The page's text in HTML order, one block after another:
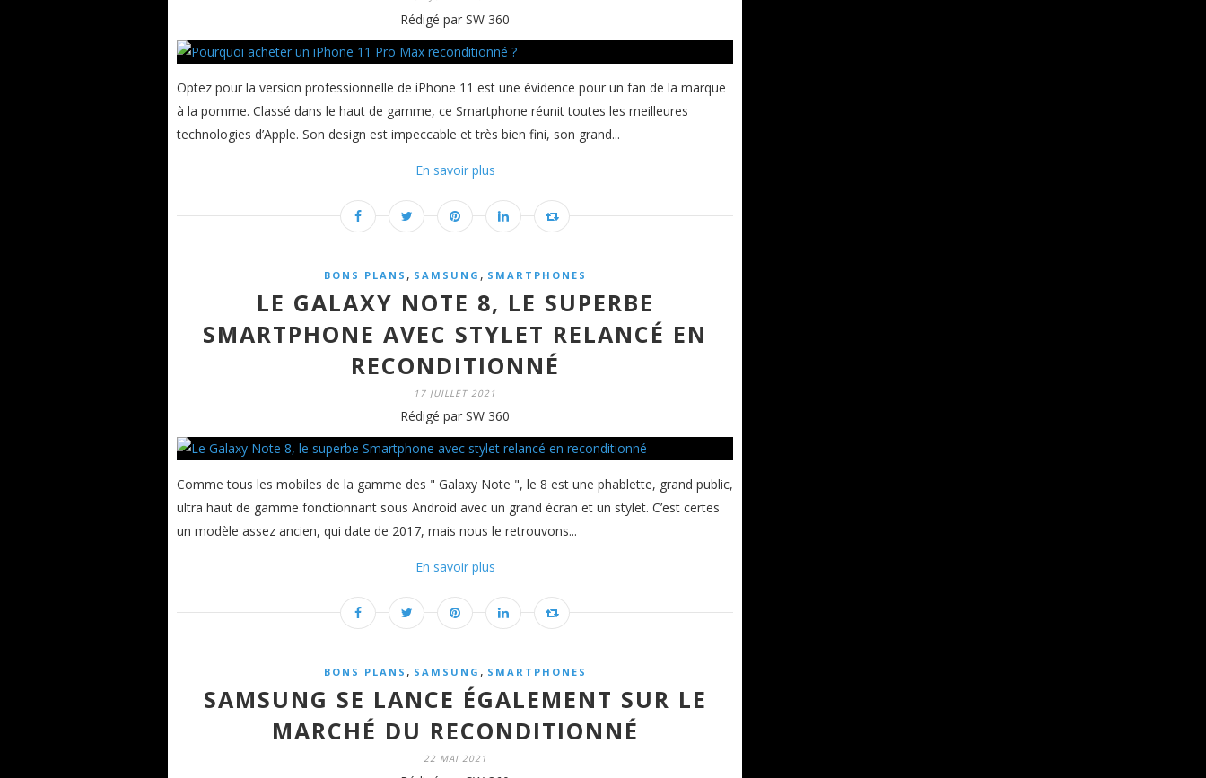
Rédigé par SW 360
Optez pour la version professionnelle de iPhone 11 est une évidence pour un fan de la marque
à la pomme. Classé dans le haut de gamme, ce Smartphone réunit toutes les meilleures
technologies d’Apple. Son design est impeccable et très bien fini, son grand...
En savoir plus
BONS PLANS , SAMSUNG , SMARTPHONES
LE GALAXY NOTE 8, LE SUPERBE
SMARTPHONE AVEC STYLET RELANCÉ EN
RECONDITIONNÉ
17 JUILLET 2021
Rédigé par SW 360
Comme tous les mobiles de la gamme des " Galaxy Note ", le 8 est une phablette, grand public,
ultra haut de gamme fonctionnant sous Android avec un grand écran et un stylet. C’est certes
un modèle assez ancien, qui date de 2017, mais nous le retrouvons...
En savoir plus
BONS PLANS , SAMSUNG , SMARTPHONES
SAMSUNG SE LANCE ÉGALEMENT SUR LE
MARCHÉ DU RECONDITIONNÉ
22 MAI 2021